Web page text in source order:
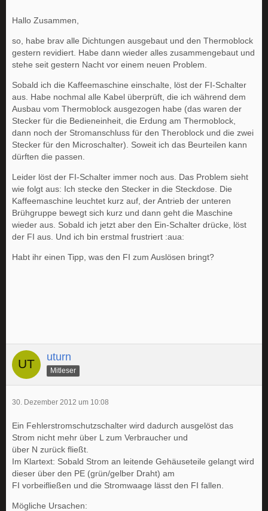
Hallo Zusammen,
so, habe brav alle Dichtungen ausgebaut und den Thermoblock
gestern revidiert. Habe dann wieder alles zusammengebaut und
stehe seit gestern Nacht vor einem neuen Problem.
Sobald ich die Kaffeemaschine einschalte, löst der FI-Schalter
aus. Habe nochmal alle Kabel überprüft, die ich während dem
Ausbau vom Thermoblock ausgezogen habe (das waren der
Stecker für die Bedieneinheit, die Erdung am Thermoblock,
dann noch der Stromanschluss für den Theroblock und die zwei
Stecker für den Microschalter). Soweit ich das Beurteilen kann
dürften die passen.
Leider löst der FI-Schalter immer noch aus. Das Problem sieht
wie folgt aus: Ich stecke den Stecker in die Steckdose. Die
Kaffeemaschine leuchtet kurz auf, der Antrieb der unteren
Brühgruppe bewegt sich kurz und dann geht die Maschine
wieder aus. Sobald ich jetzt aber den Ein-Schalter drücke, löst
der FI aus. Und ich bin erstmal frustriert :aua:
Habt ihr einen Tipp, was den FI zum Auslösen bringt?
uturn
Mitleser
30. Dezember 2012 um 10:08
Ein Fehlerstromschutzschalter wird dadurch ausgelöst das
Strom nicht mehr über L zum Verbraucher und
über N zurück fließt.
Im Klartext: Sobald Strom an leitende Gehäuseteile gelangt wird
dieser über den PE (grün/gelber Draht) am
FI vorbeifließen und die Stromwaage lässt den FI fallen.
Mögliche Ursachen: